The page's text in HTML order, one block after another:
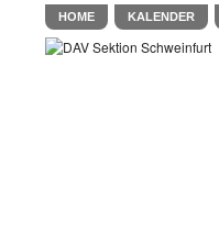
HOME KALENDER